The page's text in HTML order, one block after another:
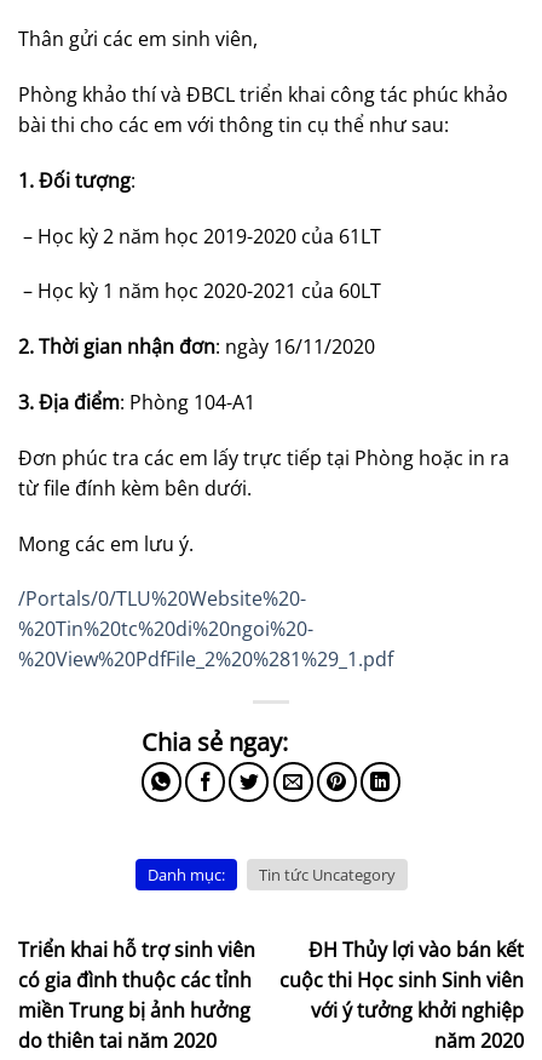
Thân gửi các em sinh viên,
Phòng khảo thí và ĐBCL triển khai công tác phúc khảo
bài thi cho các em với thông tin cụ thể như sau:
1. Đối tượng:
– Học kỳ 2 năm học 2019-2020 của 61LT
– Học kỳ 1 năm học 2020-2021 của 60LT
2. Thời gian nhận đơn: ngày 16/11/2020
3. Địa điểm: Phòng 104-A1
Đơn phúc tra các em lấy trực tiếp tại Phòng hoặc in ra
từ file đính kèm bên dưới.
Mong các em lưu ý.
/Portals/0/TLU%20Website%20-
%20Tin%20tc%20di%20ngoi%20-
%20View%20PdfFile_2%20%281%29_1.pdf
Danh mục: Tin tức Uncategory
Triển khai hỗ trợ sinh viên
có gia đình thuộc các tỉnh
miền Trung bị ảnh hưởng
do thiên tai năm 2020
ĐH Thủy lợi vào bán kết
cuộc thi Học sinh Sinh viên
với ý tưởng khởi nghiệp
năm 2020